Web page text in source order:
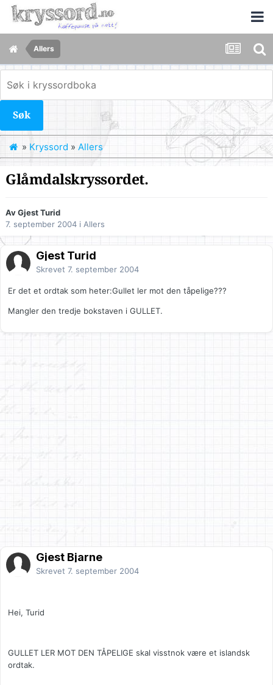
Allers
Søk
» Kryssord » Allers
Glåmdalskryssordet.
Av Gjest Turid
7. september 2004 i Allers
Gjest Turid
Skrevet 7. september 2004
Er det et ordtak som heter:Gullet ler mot den tåpelige???
Mangler den tredje bokstaven i GULLET.
Gjest Bjarne
Skrevet 7. september 2004
Hei, Turid
GULLET LER MOT DEN TÅPELIGE skal visstnok være et islandsk
ordtak.